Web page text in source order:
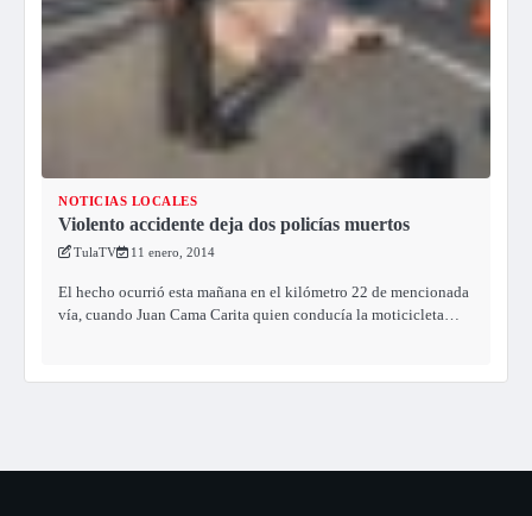
NOTICIAS LOCALES
Violento accidente deja dos policías muertos
TulaTV 11 enero, 2014
El hecho ocurrió esta mañana en el kilómetro 22 de mencionada
vía, cuando Juan Cama Carita quien conducía la moticicleta…